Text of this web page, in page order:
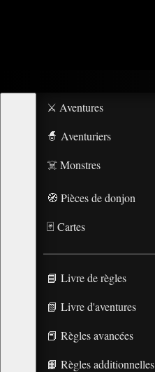
⚔️ Aventures
🧙 Aventuriers
☠️ Monstres
🧭 Pièces de donjon
🃏 Cartes
📘 Livre de règles
📗 Livre d'aventures
📕 Règles avancées
📙 Règles additionnelles